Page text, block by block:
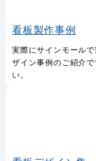
看板製作事例
実際にサインモール
ザイン事例のご紹介
い。